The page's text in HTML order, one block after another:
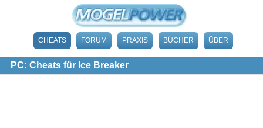
CHEATS FORUM PRAXIS BÜCHER ÜBER
PC: Cheats für Ice Breaker